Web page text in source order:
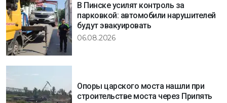
В Пинске усилят контроль за
парковкой: автомобили нарушителей
будут эвакуировать
06.08.2026
Опоры царского моста нашли при
строительстве моста через Припять